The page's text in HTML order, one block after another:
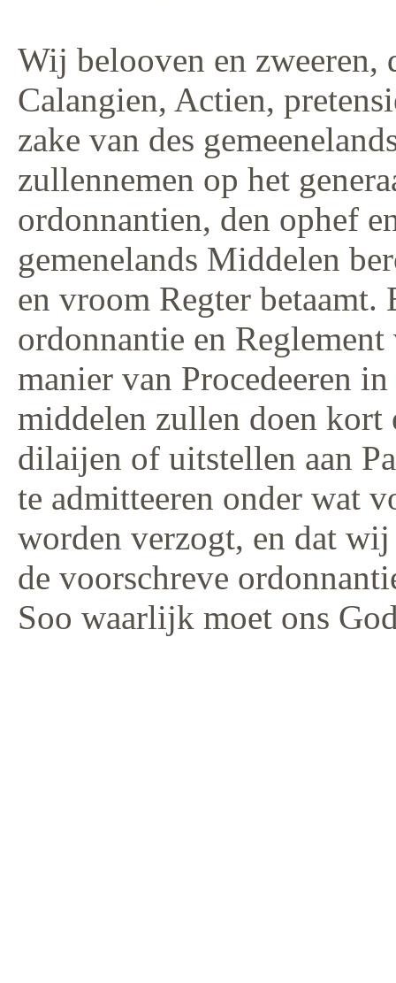
Wij belooven en zweeren,
Calangien, Actien,
zake van des
zullennemen op het
ordonnantien, den ophef
gemenelands Middelen
en vroom Regter
ordonnantie en
manier van Procedeeren
middelen zullen doen kort
dilaijen of uitstellen aan
te admitteeren onder wat
worden verzogt, en dat
de voorschreve
Soo waarlijk moet ons